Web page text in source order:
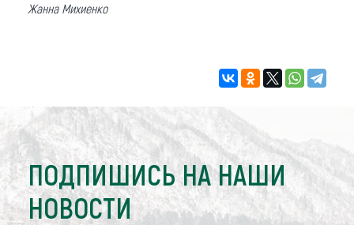
Жанна Михиенко
ПОДПИШИСЬ НА НАШИ
НОВОСТИ